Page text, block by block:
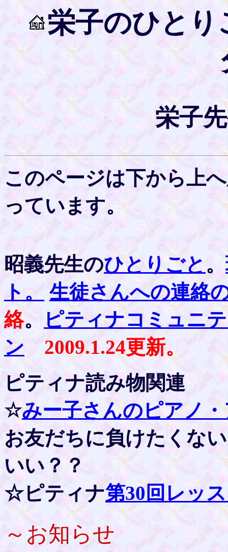
栄子のひとり
栄子先
このページは下から上
っています。
昭義先生のひとりごと 。
ト。
生徒さんへの連絡
絡。
ピティナコミュニ
ン
2009.1.24更新。
ピティナ読み物関連
☆みー子さんのピアノ
お友だちに負けたくな
いい？？
☆ピティナ第30回レッ
～お知らせ